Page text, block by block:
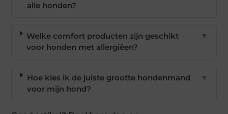
alle honden?
Welke comfort producten zijn geschikt
voor honden met allergiëen?
▼
Hoe kies ik de juiste grootte hondenmand
voor mijn hond?
▼